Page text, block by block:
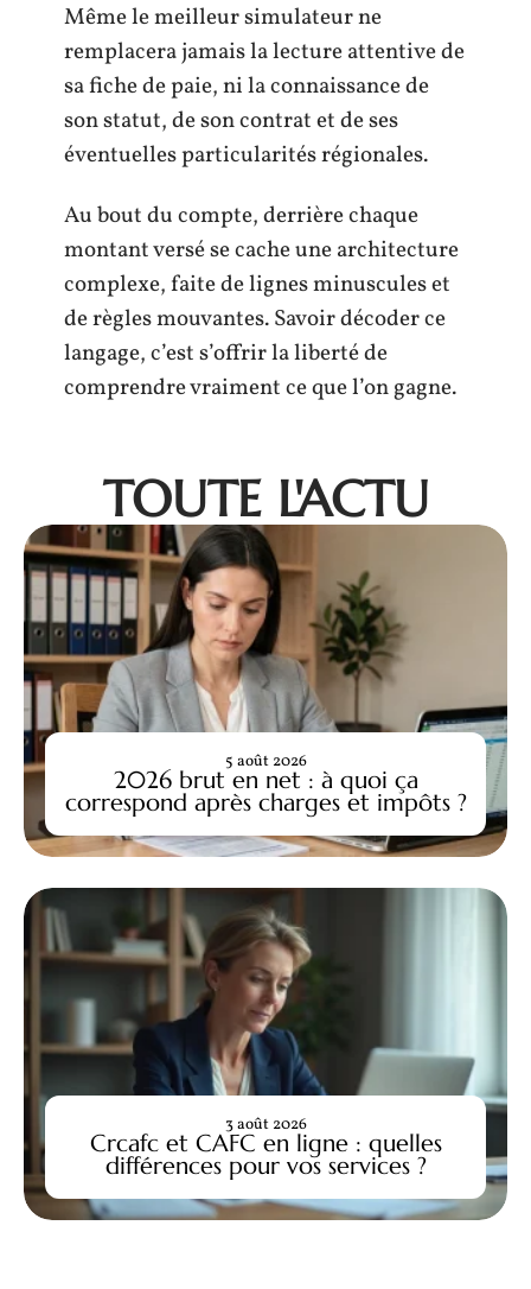
Même le meilleur simulateur ne
remplacera jamais la lecture attentive de
sa fiche de paie, ni la connaissance de
son statut, de son contrat et de ses
éventuelles particularités régionales.
Au bout du compte, derrière chaque
montant versé se cache une architecture
complexe, faite de lignes minuscules et
de règles mouvantes. Savoir décoder ce
langage, c’est s’offrir la liberté de
comprendre vraiment ce que l’on gagne.
TOUTE L'ACTU
2026 brut en net : à quoi ça
correspond après charges et impôts ?
5 août 2026
Crcafc et CAFC en ligne : quelles
différences pour vos services ?
3 août 2026